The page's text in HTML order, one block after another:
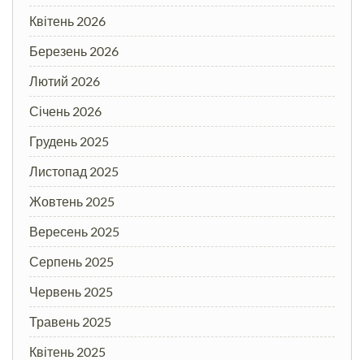
Квітень 2026
Березень 2026
Лютий 2026
Січень 2026
Грудень 2025
Листопад 2025
Жовтень 2025
Вересень 2025
Серпень 2025
Червень 2025
Травень 2025
Квітень 2025